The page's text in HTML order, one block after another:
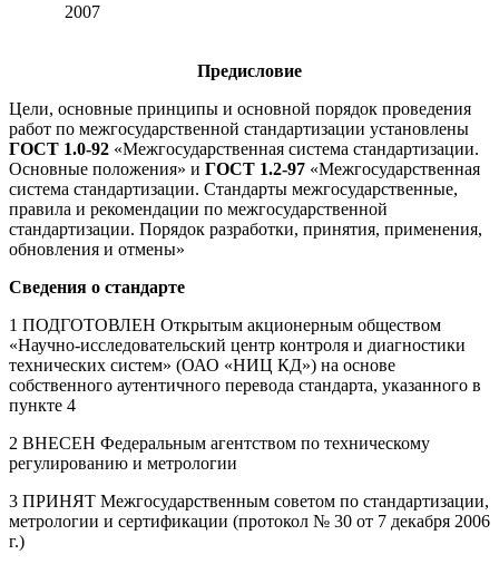
2007
Предисловие
Цели, основные принципы и основной порядок проведения
работ по межгосударственной стандартизации установлены
ГОСТ 1.0-92 «Межгосударственная система стандартизации.
Основные положения» и ГОСТ 1.2-97 «Межгосударственная
система стандартизации. Стандарты межгосударственные,
правила и рекомендации по межгосударственной
стандартизации. Порядок разработки, принятия, применения,
обновления и отмены»
Сведения о стандарте
1 ПОДГОТОВЛЕН Открытым акционерным обществом
«Научно-исследовательский центр контроля и диагностики
технических систем» (ОАО «НИЦ КД») на основе
собственного аутентичного перевода стандарта, указанного в
пункте 4
2 ВНЕСЕН Федеральным агентством по техническому
регулированию и метрологии
3 ПРИНЯТ Межгосударственным советом по стандартизации,
метрологии и сертификации (протокол № 30 от 7 декабря 2006
г.)